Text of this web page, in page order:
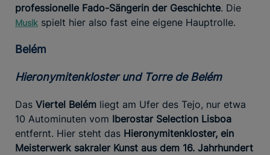
professionelle Fado-Sängerin der Geschichte. Die
Musik spielt hier also fast eine eigene Hauptrolle.
Belém
Hieronymitenkloster und Torre de Belém
Das Viertel Belém liegt am Ufer des Tejo, nur etwa
10 Autominuten vom Iberostar Selection Lisboa
entfernt. Hier steht das Hieronymitenkloster, ein
Meisterwerk sakraler Kunst aus dem 16. Jahrhundert